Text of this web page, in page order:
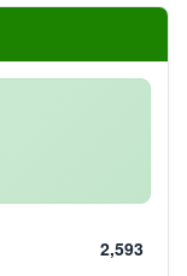
2,593